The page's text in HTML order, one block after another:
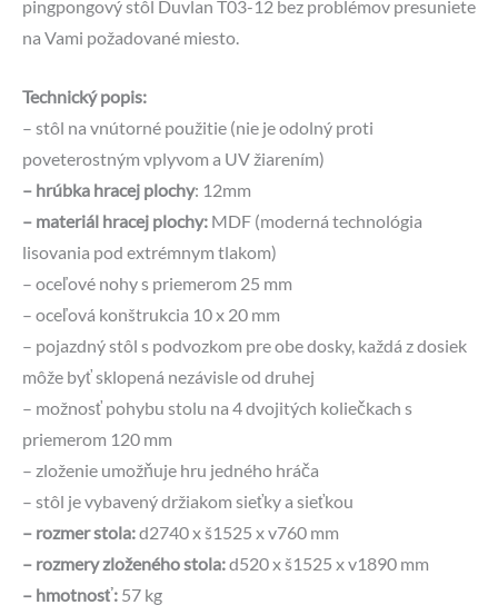
pingpongový stôl Duvlan T03-12 bez problémov presuniete
na Vami požadované miesto.
Technický popis:
– stôl na vnútorné použitie (nie je odolný proti
poveterostným vplyvom a UV žiarením)
– hrúbka hracej plochy: 12mm
– materiál hracej plochy: MDF (moderná technológia
lisovania pod extrémnym tlakom)
– oceľové nohy s priemerom 25 mm
– oceľová konštrukcia 10 x 20 mm
– pojazdný stôl s podvozkom pre obe dosky, každá z dosiek
môže byť sklopená nezávisle od druhej
– možnosť pohybu stolu na 4 dvojitých koliečkach s
priemerom 120 mm
– zloženie umožňuje hru jedného hráča
– stôl je vybavený držiakom sieťky a sieťkou
– rozmer stola:d2740 x š1525 x v760 mm
– rozmery zloženého stola:d520 x š1525 x v1890 mm
– hmotnosť: 57 kg